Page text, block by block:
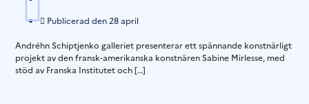
Publicerad den 28 april
Andréhn Schiptjenko galleriet presenterar ett spännande konstnärligt
projekt av den fransk-amerikanska konstnären Sabine Mirlesse, med
stöd av Franska Institutet och […]